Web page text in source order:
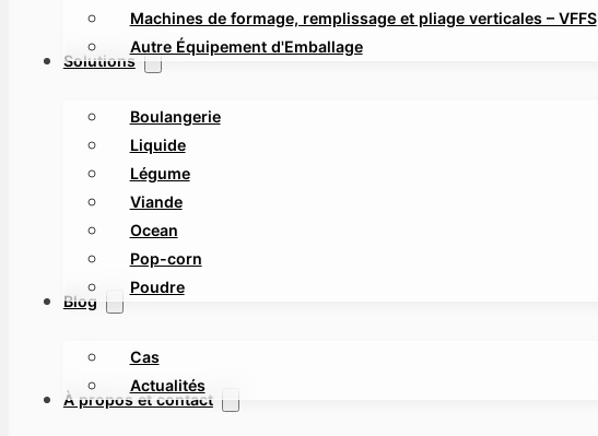
Machines de formage, remplissage et pliage verticales – VFFS
Autre Équipement d'Emballage
Solutions
Boulangerie
Liquide
Légume
Viande
Ocean
Pop-corn
Poudre
Blog
Cas
Actualités
À propos et contact